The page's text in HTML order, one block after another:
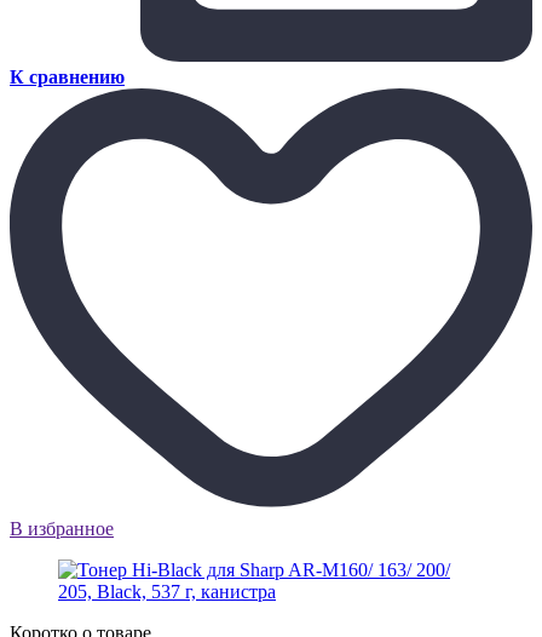
К сравнению
В избранное
Коротко о товаре